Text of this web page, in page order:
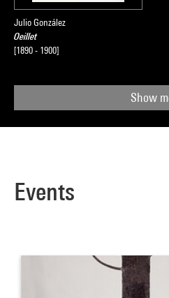
Julio González
Oeillet
[1890 - 1900]
Show
Events